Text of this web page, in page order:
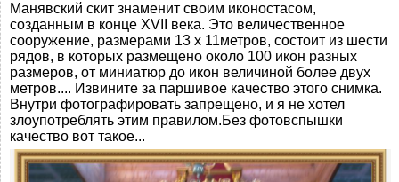
Манявский скит знаменит своим иконостасом,
созданным в конце XVII века. Это величественное
сооружение, размерами 13 х 11метров, состоит из шести
рядов, в которых размещено около 100 икон разных
размеров, от миниатюр до икон величиной более двух
метров.... Извините за паршивое качество этого снимка.
Внутри фотографировать запрещено, и я не хотел
злоупотреблять этим правилом.Без фотовспышки
качество вот такое...